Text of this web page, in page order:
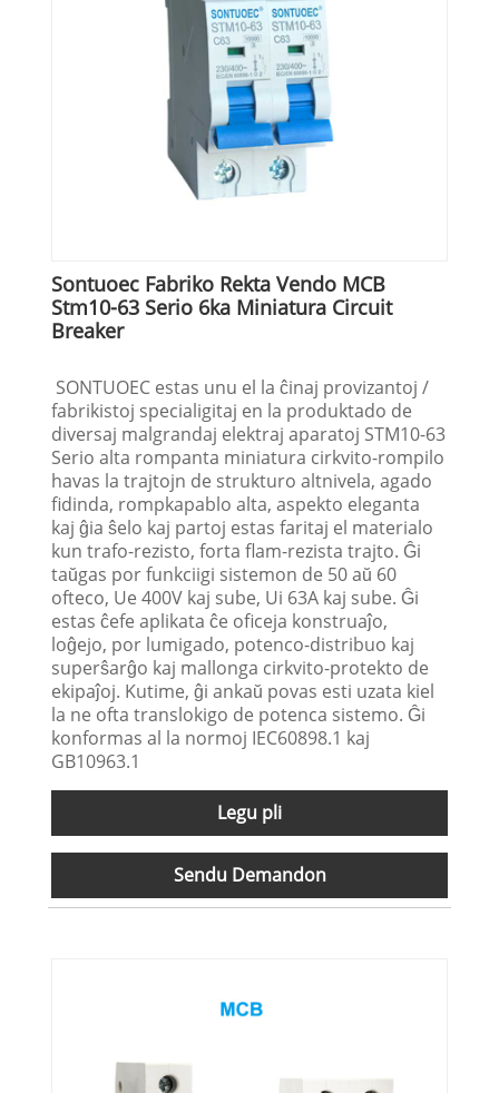
Sontuoec Fabriko Rekta Vendo MCB
Stm10-63 Serio 6ka Miniatura Circuit
Breaker
SONTUOEC estas unu el la ĉinaj provizantoj /
fabrikistoj specialigitaj en la produktado de
diversaj malgrandaj elektraj aparatoj STM10-63
Serio alta rompanta miniatura cirkvito-rompilo
havas la trajtojn de strukturo altnivela, agado
fidinda, rompkapablo alta, aspekto eleganta
kaj ĝia ŝelo kaj partoj estas faritaj el materialo
kun trafo-rezisto, forta flam-rezista trajto. Ĝi
taŭgas por funkciigi sistemon de 50 aŭ 60
ofteco, Ue 400V kaj sube, Ui 63A kaj sube. Ĝi
estas ĉefe aplikata ĉe oficeja konstruaĵo,
loĝejo, por lumigado, potenco-distribuo kaj
superŝarĝo kaj mallonga cirkvito-protekto de
ekipaĵoj. Kutime, ĝi ankaŭ povas esti uzata kiel
la ne ofta translokigo de potenca sistemo. Ĝi
konformas al la normoj IEC60898.1 kaj
GB10963.1
Legu pli
Sendu Demandon